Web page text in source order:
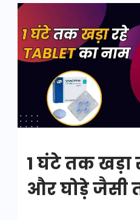
1
घंटे
तक
tablet
1 घंटे तक खड़ा
और घोड़े जैसी